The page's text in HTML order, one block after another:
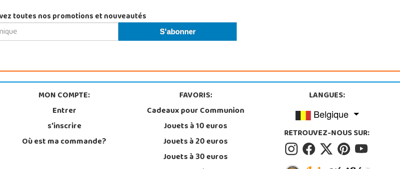
toutes nos promotions et nouveautés
MON COMPTE:
Entrer
s'inscrire
Où est ma commande?
FAVORIS:
Cadeaux pour Communion
Jouets à 10 euros
Jouets à 20 euros
Jouets à 30 euros
LANGUES:
Belgique
RETROUVEZ-NOUS SUR: